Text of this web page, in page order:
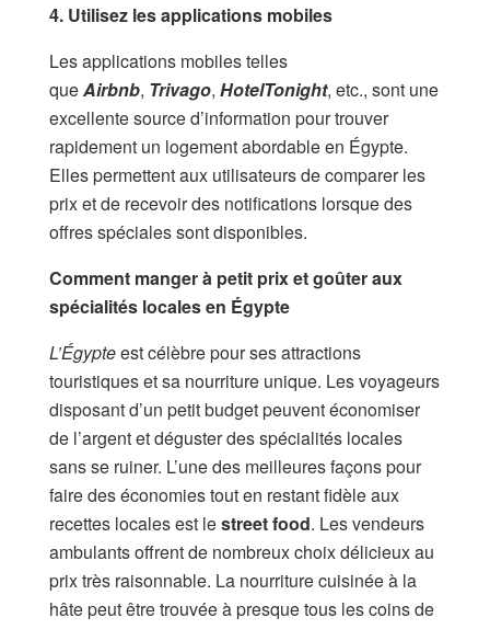
4. Utilisez les applications mobiles
Les applications mobiles telles
queAirbnb, Trivago, HotelTonight, etc., sont une
excellente source d’information pour trouver
rapidement un logement abordable en Égypte.
Elles permettent aux utilisateurs de comparer les
prix et de recevoir des notifications lorsque des
offres spéciales sont disponibles.
Comment manger à petit prix et goûter aux
spécialités locales en Égypte
L’Égypteest célèbre pour ses attractions
touristiques et sa nourriture unique. Les voyageurs
disposant d’un petit budget peuvent économiser
de l’argent et déguster des spécialités locales
sans se ruiner. L’une des meilleures façons pour
faire des économies tout en restant fidèle aux
recettes locales est lestreet food. Les vendeurs
ambulants offrent de nombreux choix délicieux au
prix très raisonnable. La nourriture cuisinée à la
hâte peut être trouvée à presque tous les coins de